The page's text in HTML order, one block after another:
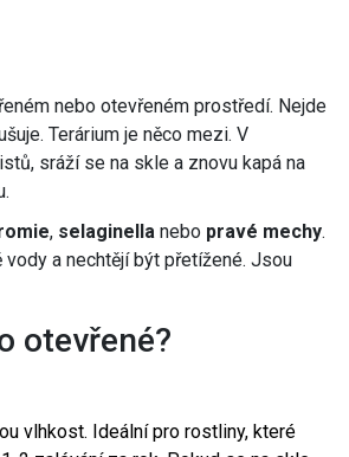
nebo otevřeném prostředí. Nejde
Terárium je něco mezi. V
sráží se na skle a znovu kapá na
, selaginella nebo pravé mechy.
vody a nechtějí být přetížené. Jsou
otevřené?
vlhkost. Ideální pro rostliny, které